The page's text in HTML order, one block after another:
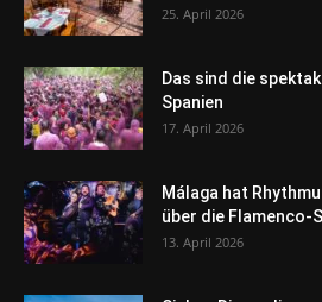
25. April 2026
Das sind die
Spanien
17. April 2026
Málaga hat
über die Flamenco-
13. April 2026